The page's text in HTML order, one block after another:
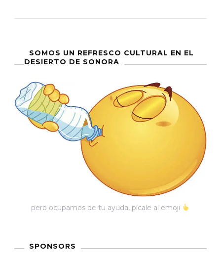
SOMOS UN REFRESCO CULTURAL EN EL
DESIERTO DE SONORA
pero ocupamos de tu ayuda, pícale al emoji
SPONSORS